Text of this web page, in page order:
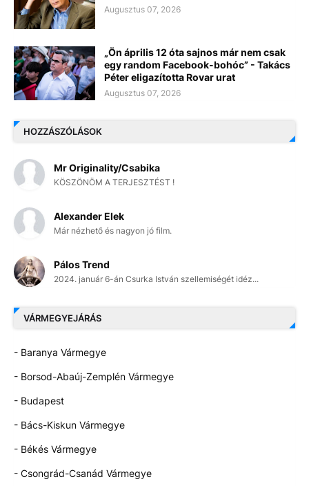
Augusztus 07, 2026
„Ön április 12 óta sajnos már nem csak
egy random Facebook-bohóc” - Takács
Péter eligazította Rovar urat
Augusztus 07, 2026
HOZZÁSZÓLÁSOK
Mr Originality/Csabika
KÖSZÖNÖM A TERJESZTÉST !
Alexander Elek
Már nézhető és nagyon jó film.
Pálos Trend
2024. január 6-án Csurka István szellemiségét idéz...
VÁRMEGYEJÁRÁS
- Baranya Vármegye
- Borsod-Abaúj-Zemplén Vármegye
- Budapest
- Bács-Kiskun Vármegye
- Békés Vármegye
- Csongrád-Csanád Vármegye